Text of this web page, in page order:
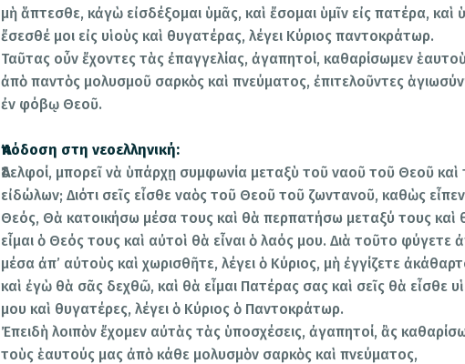
μὴ ἅπτεσθε, κἀγὼ εἰσδέξομαι ὑμᾶς, καὶ ἔσομαι ὑμῖν εἰς πατέρα, καὶ
ἔσεσθέ μοι εἰς υἱοὺς καὶ θυγατέρας, λέγει Κύριος παντοκράτωρ.
Ταῦτας οὖν ἔχοντες τὰς ἐπαγγελίας, ἀγαπητοί, καθαρίσωμεν
ἀπὸ παντὸς μολυσμοῦ σαρκὸς καὶ πνεύματος, ἐπιτελοῦντες
ἐν φόβῳ Θεοῦ.
Ἀπόδοση στη νεοελληνική:
Ἀδελφοί, μπορεῖ νὰ ὑπάρχῃ συμφωνία μεταξὺ τοῦ ναοῦ τοῦ Θεοῦ καὶ
εἰδώλων; Διότι σεῖς εἶσθε ναὸς τοῦ Θεοῦ τοῦ ζωντανοῦ, καθὼς
Θεός, Θὰ κατοικήσω μέσα τους καὶ θὰ περπατήσω μεταξύ τους καὶ
εἶμαι ὁ Θεός τους καὶ αὐτοὶ θὰ εἶναι ὁ λαός μου. Διὰ τοῦτο φύγετε
μέσα ἀπ’ αὐτοὺς καὶ χωρισθῆτε, λέγει ὁ Κύριος, μὴ ἐγγίζετε
καὶ ἐγὼ θὰ σᾶς δεχθῶ, καὶ θὰ εἶμαι Πατέρας σας καὶ σεῖς θὰ εἶσθε
μου καὶ θυγατέρες, λέγει ὁ Κύριος ὁ Παντοκράτωρ.
Ἐπειδὴ λοιπὸν ἔχομεν αὐτὰς τὰς ὑποσχέσεις, ἀγαπητοί, ἂς
τοὺς ἑαυτούς μας ἀπὸ κάθε μολυσμὸν σαρκὸς καὶ πνεύματος,